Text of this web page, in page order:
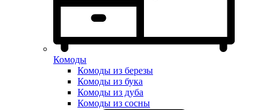
Комоды
Комоды из березы
Комоды из бука
Комоды из дуба
Комоды из сосны